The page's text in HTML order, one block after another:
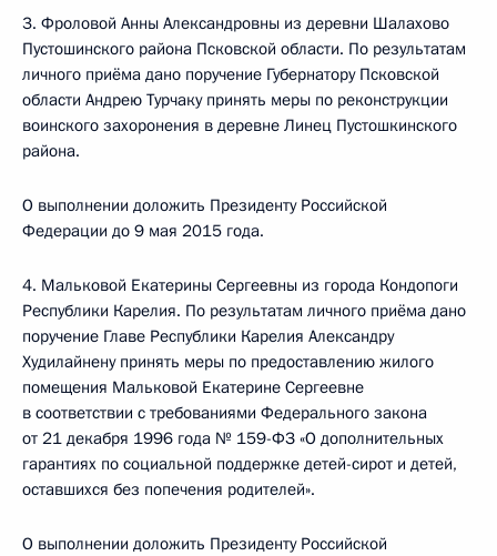
3. Фроловой Анны Александровны из деревни Шалахово
Пустошинского района Псковской области. По результатам
личного приёма дано поручение Губернатору Псковской
области Андрею Турчаку принять меры по реконструкции
воинского захоронения в деревне Линец Пустошкинского
района.
О выполнении доложить Президенту Российской
Федерации до 9 мая 2015 года.
4. Мальковой Екатерины Сергеевны из города Кондопоги
Республики Карелия. По результатам личного приёма дано
поручение Главе Республики Карелия Александру
Худилайнену принять меры по предоставлению жилого
помещения Мальковой Екатерине Сергеевне
в соответствии с требованиями Федерального закона
от 21 декабря 1996 года № 159-ФЗ «О дополнительных
гарантиях по социальной поддержке детей-сирот и детей,
оставшихся без попечения родителей».
О выполнении доложить Президенту Российской